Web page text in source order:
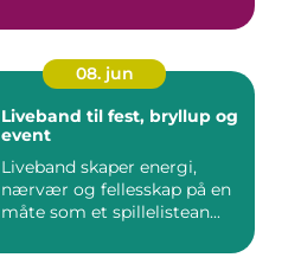
08. jun
Liveband til fest, bryllup og
event
Liveband skaper energi,
nærvær og fellesskap på en
måte som et spillelistean...